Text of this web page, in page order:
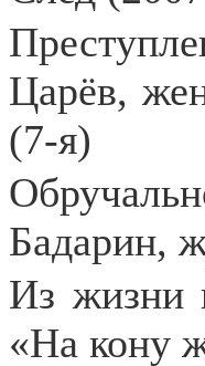
Царёв,
(7-я)
Бадарин,
Из жизни
«На кону